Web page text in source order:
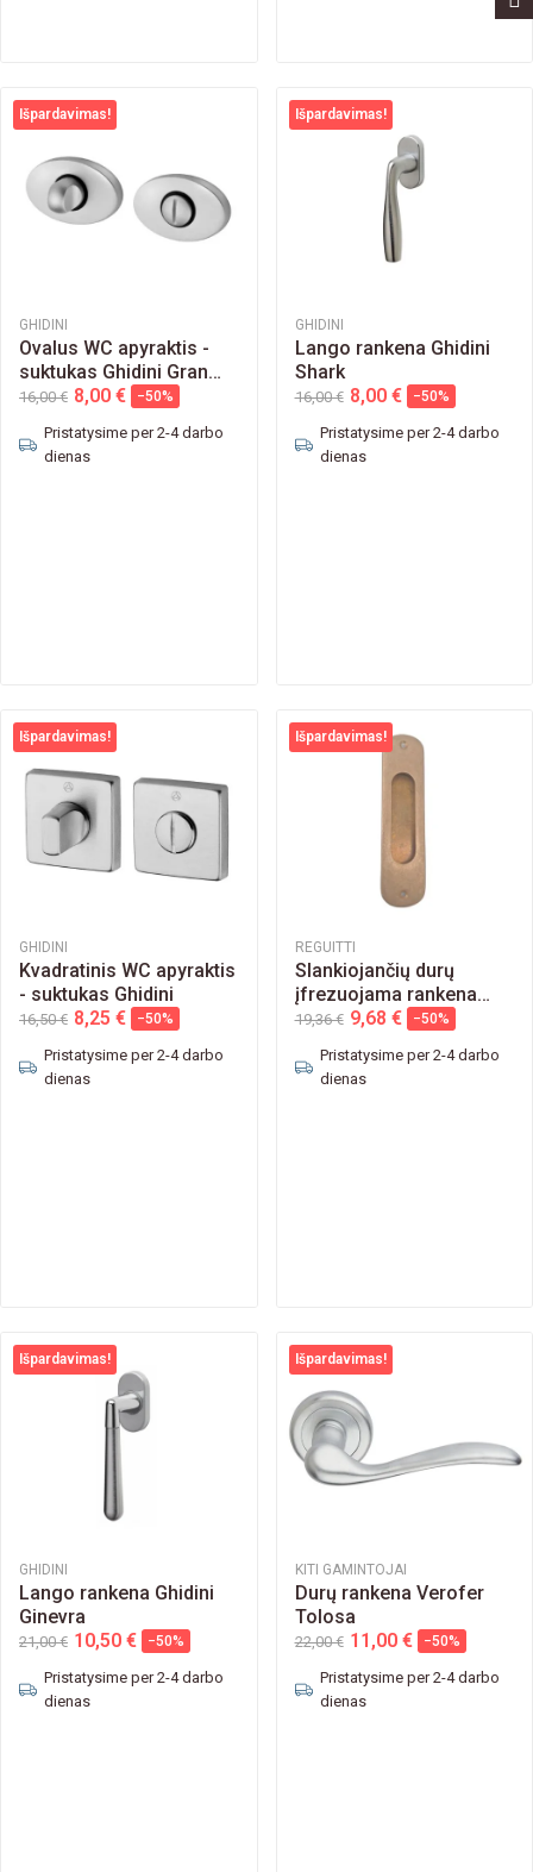
Išpardavimas!
GHIDINI
Ovalus WC apyraktis -
suktukas Ghidini Gran
Prix
16,00 € 8,00 € −50%
Pristatysime per 2-4 darbo
dienas
Išpardavimas!
GHIDINI
Lango rankena Ghidini
Shark
16,00 € 8,00 € −50%
Pristatysime per 2-4 darbo
dienas
Išpardavimas!
GHIDINI
Kvadratinis WC apyraktis
- suktukas Ghidini
16,50 € 8,25 € −50%
Pristatysime per 2-4 darbo
dienas
Išpardavimas!
REGUITTI
Slankiojančių durų
įfrezuojama rankena
Reguitti 520 CP02
19,36 € 9,68 € −50%
Pristatysime per 2-4 darbo
dienas
Išpardavimas!
GHIDINI
Lango rankena Ghidini
Ginevra
21,00 € 10,50 € −50%
Pristatysime per 2-4 darbo
dienas
Išpardavimas!
KITI GAMINTOJAI
Durų rankena Verofer
Tolosa
22,00 € 11,00 € −50%
Pristatysime per 2-4 darbo
dienas